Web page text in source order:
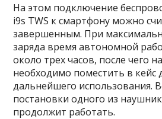
На этом подключение
i9s TWS к смартфону можно
завершенным. При
заряда время автономной
около трех часов, после чего
необходимо поместить в кейс
дальнейшего использования.
постановки одного из
продолжит работать.